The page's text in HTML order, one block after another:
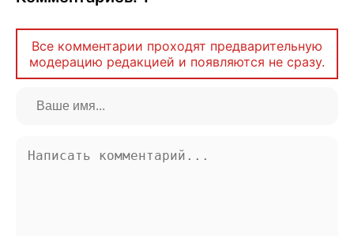
Все комментарии проходят предварительную
модерацию редакцией и появляются не сразу.